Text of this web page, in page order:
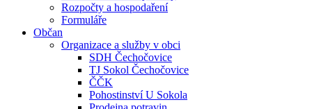
Rozpočty a hospodaření
Formuláře
Občan
Organizace a služby v obci
SDH Čechočovice
TJ Sokol Čechočovice
ČČK
Pohostinství U Sokola